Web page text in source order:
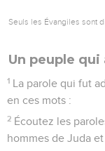
Seuls les Évangiles sont
Un peuple
1 La parole qui fut
en ces mots :
2 Écoutez les
hommes de Juda